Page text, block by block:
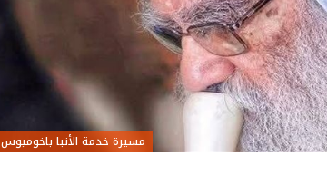
مسيرة خدمة الأنبا باخوميوس